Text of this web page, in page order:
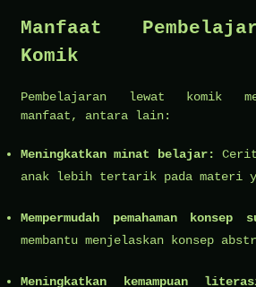
Manfaat
Komik
Pembelajaran lewat komik
manfaat, antara lain:
Meningkatkan minat belajar:
anak lebih tertarik pada materi
Mempermudah pemahaman
membantu menjelaskan konsep
Meningkatkan kemampuan